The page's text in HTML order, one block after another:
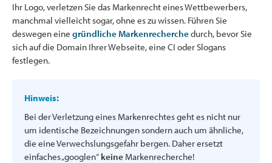
Ihr Logo, verletzen Sie das Markenrecht eines Wettbewerbers,
manchmal vielleicht sogar, ohne es zu wissen. Führen Sie
deswegen eine gründliche Markenrecherchedurch, bevor Sie
sich auf die Domain Ihrer Webseite, eine CI oder Slogans
festlegen.
Hinweis:
Bei der Verletzung eines Markenrechtes geht es nicht nur
um identische Bezeichnungen sondern auch um ähnliche,
die eine Verwechslungsgefahr bergen. Daher ersetzt
einfaches „googlen“ keine Markenrecherche!